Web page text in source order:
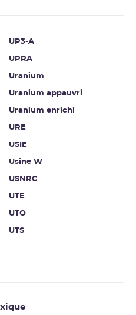
UP3-A
UPRA
Uranium
Uranium appauvri
Uranium enrichi
URE
USIE
Usine W
USNRC
UTE
UTO
UTS